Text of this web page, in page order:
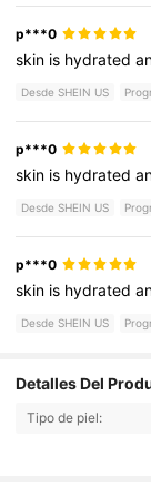
p***0
skin is hydrated
Desde SHEIN US
p***0
skin is hydrated
Desde SHEIN US
p***0
skin is hydrated
Desde SHEIN US
Detalles Del
Tipo de piel:
4.93